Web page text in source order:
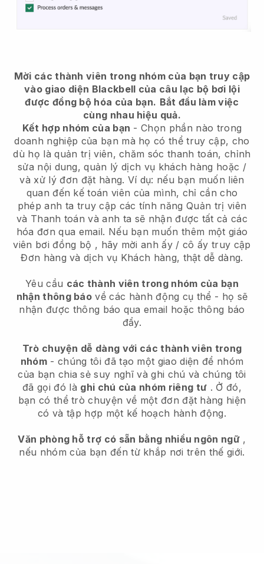
Mời các thành viên trong nhóm của bạn truy cập
vào giao diện Blackbell của câu lạc bộ bơi lội
được đồng bộ hóa của bạn. Bắt đầu làm việc
cùng nhau hiệu quả.
Kết hợp nhóm của bạn - Chọn phần nào trong
doanh nghiệp của bạn mà họ có thể truy cập, cho
dù họ là quản trị viên, chăm sóc thanh toán, chỉnh
sửa nội dung, quản lý dịch vụ khách hàng hoặc /
và xử lý đơn đặt hàng. Ví dụ: nếu bạn muốn liên
quan đến kế toán viên của mình, chỉ cần cho
phép anh ta truy cập các tính năng Quản trị viên
và Thanh toán và anh ta sẽ nhận được tất cả các
hóa đơn qua email. Nếu bạn muốn thêm một giáo
viên bơi đồng bộ , hãy mời anh ấy / cô ấy truy cập
Đơn hàng và dịch vụ Khách hàng, thật dễ dàng.
Yêu cầu các thành viên trong nhóm của bạn
nhận thông báo về các hành động cụ thể - họ sẽ
nhận được thông báo qua email hoặc thông báo
đẩy.
Trò chuyện dễ dàng với các thành viên trong
nhóm - chúng tôi đã tạo một giao diện để nhóm
của bạn chia sẻ suy nghĩ và ghi chú và chúng tôi
đã gọi đó là ghi chú của nhóm riêng tư . Ở đó,
bạn có thể trò chuyện về một đơn đặt hàng hiện
có và tập hợp một kế hoạch hành động.
Văn phòng hỗ trợ có sẵn bằng nhiều ngôn ngữ ,
nếu nhóm của bạn đến từ khắp nơi trên thế giới.